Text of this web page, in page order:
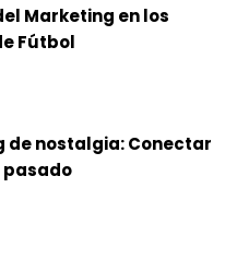
Marketing en los
Fútbol
de nostalgia: Conectar
pasado